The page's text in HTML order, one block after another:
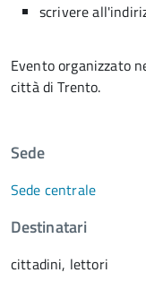
scrivere
Evento organizzato
città di Trento.
Sede
Sede centrale
Destinatari
cittadini, lettori